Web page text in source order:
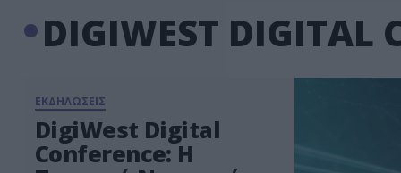
DIGIWEST DIGITAL
ΕΚΔΗΛΩΣΕΙΣ
DigiWest Digital
Conference: Η